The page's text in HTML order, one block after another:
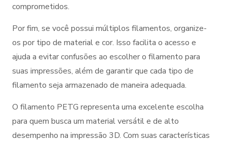
comprometidos.
Por fim, se você possui múltiplos filamentos, organize-
os por tipo de material e cor. Isso facilita o acesso e
ajuda a evitar confusões ao escolher o filamento para
suas impressões, além de garantir que cada tipo de
filamento seja armazenado de maneira adequada.
O filamento PETG representa uma excelente escolha
para quem busca um material versátil e de alto
desempenho na impressão 3D. Com suas características